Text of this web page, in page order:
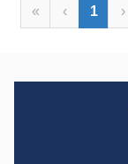
« ‹ 1 ›